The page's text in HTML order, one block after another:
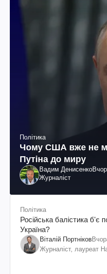
Політика
Чому США вже не
Путіна до миру
Вадим Денисенко
Журналіст
Політика
Російська балістика б'є
Україна?
Віталій Портніков
Журналіст, лауреат